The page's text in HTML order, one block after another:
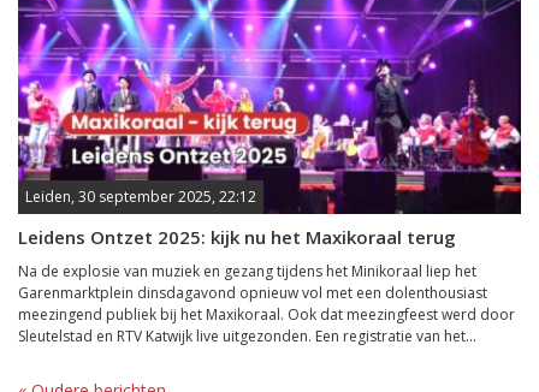
Leiden, 30 september 2025, 22:12
Leidens Ontzet 2025: kijk nu het Maxikoraal terug
Na de explosie van muziek en gezang tijdens het Minikoraal liep het
Garenmarktplein dinsdagavond opnieuw vol met een dolenthousiast
meezingend publiek bij het Maxikoraal. Ook dat meezingfeest werd door
Sleutelstad en RTV Katwijk live uitgezonden. Een registratie van het...